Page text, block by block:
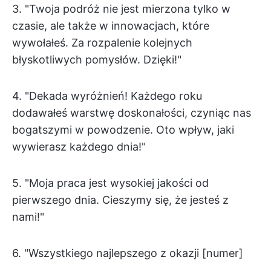
3. "Twoja podróż nie jest mierzona tylko w
czasie, ale także w innowacjach, które
wywołałeś. Za rozpalenie kolejnych
błyskotliwych pomysłów. Dzięki!"
4. "Dekada wyróżnień! Każdego roku
dodawałeś warstwę doskonałości, czyniąc nas
bogatszymi w powodzenie. Oto wpływ, jaki
wywierasz każdego dnia!"
5. "Moja praca jest wysokiej jakości od
pierwszego dnia. Cieszymy się, że jesteś z
nami!"
6. "Wszystkiego najlepszego z okazji [numer]